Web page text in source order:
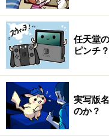
ヤーから通行料を徴
す。
いたストなどと大き
は土地を買うのでは
置すること。敵の陣
ーチャーを召喚して
こと、などが挙げら
任天堂
ピンチ？
実写版
のか？